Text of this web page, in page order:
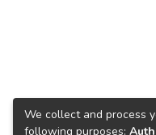
We collect and process
following purposes: